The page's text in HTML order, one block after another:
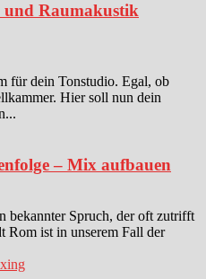
und Raumakustik
für dein Tonstudio. Egal, ob
Hier soll nun dein
– Mix aufbauen
bekannter Spruch, der oft zutrifft
Rom ist in unserem Fall der